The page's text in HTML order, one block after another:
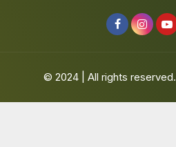
© 2024 | All rights reserved.